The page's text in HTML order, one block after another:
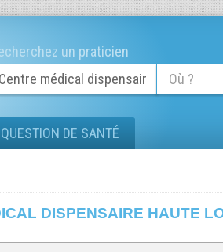
un praticien
QUESTION DE SANTÉ
DISPENSAIRE HAUTE